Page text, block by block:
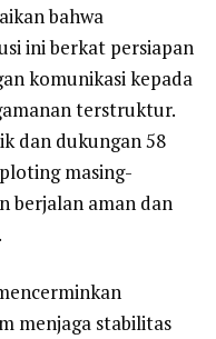
bahwa
ini berkat persiapan
komunikasi kepada
terstruktur.
dan dukungan 58
masing-
berjalan aman dan
menjaga stabilitas